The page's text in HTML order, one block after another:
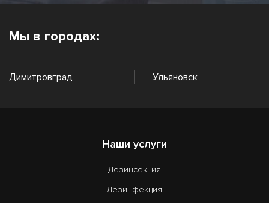
Мы в городах:
Димитровград Ульяновск
Наши услуги
Дезинсекция
Дезинфекция